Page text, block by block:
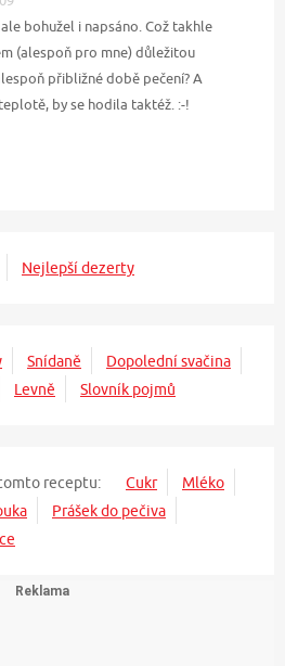
bohužel i napsáno. Což takhle
(alespoň pro mne) důležitou
přibližné době pečení? A
by se hodila taktéž. :-!
Nejlepší dezerty
Snídaně
Dopolední svačina
Levně Slovník pojmů
receptu: Cukr
Mléko
Prášek do pečiva